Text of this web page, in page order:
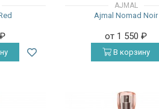
₽
AJMAL
Ajmal Nomad Noir
от 1 550₽
В корзину